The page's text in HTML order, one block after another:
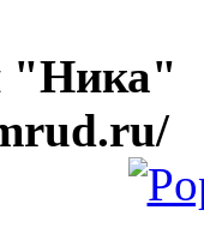
"Ника"